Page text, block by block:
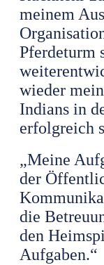
meinem
Pferdeturm
wieder
Indians in
erfolgreich
„Meine
der
die
den
Aufgaben.“